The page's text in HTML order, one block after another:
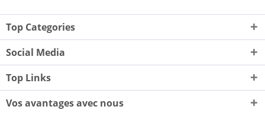
Top Categories
Social Media
Top Links
Vos avantages avec nous